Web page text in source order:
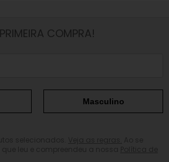
COMPRA!
Masculino